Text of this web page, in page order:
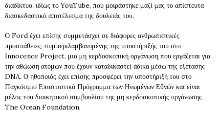
διαδίκτυο, ιδίως το YouTube, που μοιράστηκε μαζί μας το απίστευτα
διασκεδαστικό αποτέλεσμα της δουλειάς του.
Ο Ford έχει επίσης συμμετάσχει σε διάφορες ανθρωπιστικές
προσπάθειες, συμπεριλαμβανομένης της υποστήριξής του στο
Innocence Project, μια μη κερδοσκοπική οργάνωση που εργάζεται για
την αθώωση ατόμων που έχουν καταδικαστεί άδικα μέσω της εξέτασης
DNA. Ο ηθοποιός έχει επίσης προσφέρει την υποστήριξή του στο
Παγκόσμιο Επισιτιστικό Πρόγραμμα των Ηνωμένων Εθνών και είναι
μέλος του διοικητικού συμβουλίου της μη κερδοσκοπικής οργάνωσης
The Ocean Foundation.